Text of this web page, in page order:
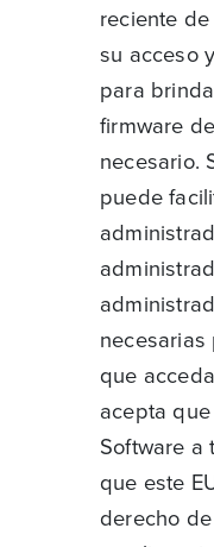
reciente
su acceso
para
firmware
necesario.
puede
que
acepta
Software a
que este
derecho